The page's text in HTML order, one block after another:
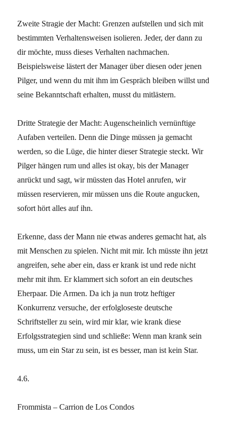
Zweite Stragie der Macht: Grenzen aufstellen und sich mit
bestimmten Verhaltensweisen isolieren. Jeder, der dann zu
dir möchte, muss dieses Verhalten nachmachen.
Beispielsweise lästert der Manager über diesen oder jenen
Pilger, und wenn du mit ihm im Gespräch bleiben willst und
seine Bekanntschaft erhalten, musst du mitlästern.
Dritte Strategie der Macht: Augenscheinlich vernünftige
Aufaben verteilen. Denn die Dinge müssen ja gemacht
werden, so die Lüge, die hinter dieser Strategie steckt. Wir
Pilger hängen rum und alles ist okay, bis der Manager
anrückt und sagt, wir müssten das Hotel anrufen, wir
müssen reservieren, mir müssen uns die Route angucken,
sofort hört alles auf ihn.
Erkenne, dass der Mann nie etwas anderes gemacht hat, als
mit Menschen zu spielen. Nicht mit mir. Ich müsste ihn jetzt
angreifen, sehe aber ein, dass er krank ist und rede nicht
mehr mit ihm. Er klammert sich sofort an ein deutsches
Eherpaar. Die Armen. Da ich ja nun trotz heftiger
Konkurrenz versuche, der erfolgloseste deutsche
Schriftsteller zu sein, wird mir klar, wie krank diese
Erfolgsstrategien sind und schließe: Wenn man krank sein
muss, um ein Star zu sein, ist es besser, man ist kein Star.
4.6.
Frommista – Carrion de Los Condos